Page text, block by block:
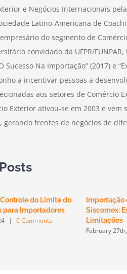
e Negócios Internacionais
Latino-Americana de
do segmento de
convidado da UFPR/
Sucesso Na Importação” (2017) e
a incentivar pessoas a
aos setores de Comércio
Exterior ativou-se em 2003 e
gerando frentes de negócios de
do Limite do
para Importadores
| 0 Comments
Importação
Siscomex:
Limitações
February